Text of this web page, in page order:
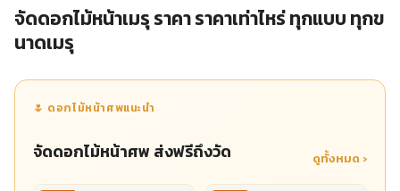
จัดดอกไม้หน้าเมรุ ราคา ราคาเท่าไหร่ ทุกแบบ ทุกข
นาดเมรุ
🌷 ดอกไม้หน้าศพแนะนำ
จัดดอกไม้หน้าศพ ส่งฟรีถึงวัด ดูทั้งหมด ›